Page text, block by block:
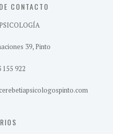
CONTACTO
39, Pinto
922